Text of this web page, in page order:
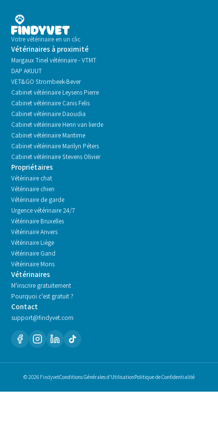
Votre vétérinaire en un clic
Vétérinaires à proximité
Margaux Tinel vétérinaire - VTMT
DAP AKUUT
VET&GO Strombeek-Bever
Cabinet vétérinaire Leysens Pierre
Cabinet vétérinaire Canis Felis
Cabinet vétérinaire Daoudia
Cabinet vétérinaire Henri van lierde
Cabinet vétérinaire Maritime
Cabinet vétérinaire Marilyn Péters
Cabinet vétérinaire Stevens Olivier
Propriétaires
Vétérinaire chat
Vétérinaire chien
Vétérinaire de garde
Urgence vétérinaire 24/7
Vétérinaire Bruxelles
Vétérinaire Anvers
Vétérinaire Liège
Vétérinaire Gand
Vétérinaire Mons
Vétérinaires
M'inscrire gratuitement
Pourquoi c'est gratuit ?
Contact
support@findyvet.com
© 2026 FindyvetConditions Générales d'UtilisationPolitique de Confidentialité